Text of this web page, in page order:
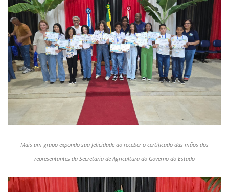
Mais um grupo expondo sua felicidade ao receber o certificado das mãos dos
representantes da Secretaria de Agricultura do Governo do Estado